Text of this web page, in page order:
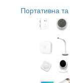
Портативна